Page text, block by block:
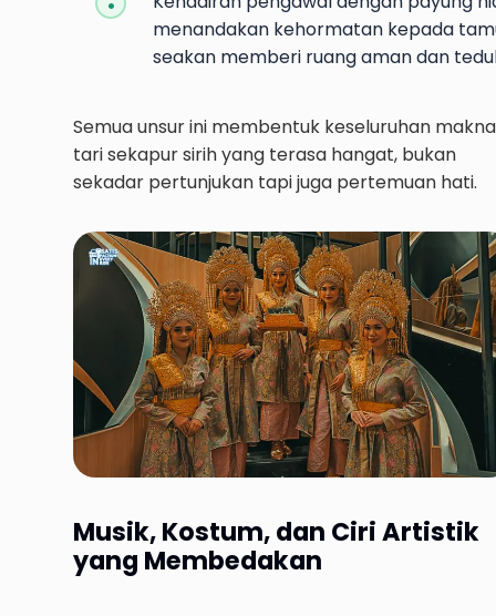
menandakan kehormatan kepada
seakan memberi ruang aman dan
Semua unsur ini membentuk keseluruhan makna
tari sekapur sirih yang terasa hangat, bukan
sekadar pertunjukan tapi juga pertemuan hati.
Musik, Kostum, dan Ciri Artistik
yang Membedakan